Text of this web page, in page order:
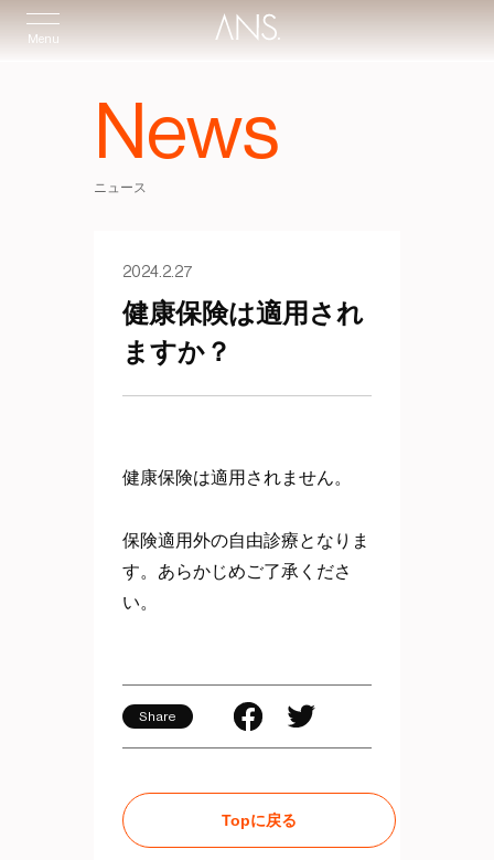
Menu
News
ニュース
2024.2.27
健康保険は適用され
ますか？
健康保険は適用されません。
保険適用外の自由診療となりま
す。あらかじめご了承くださ
い。
Share
Topに戻る